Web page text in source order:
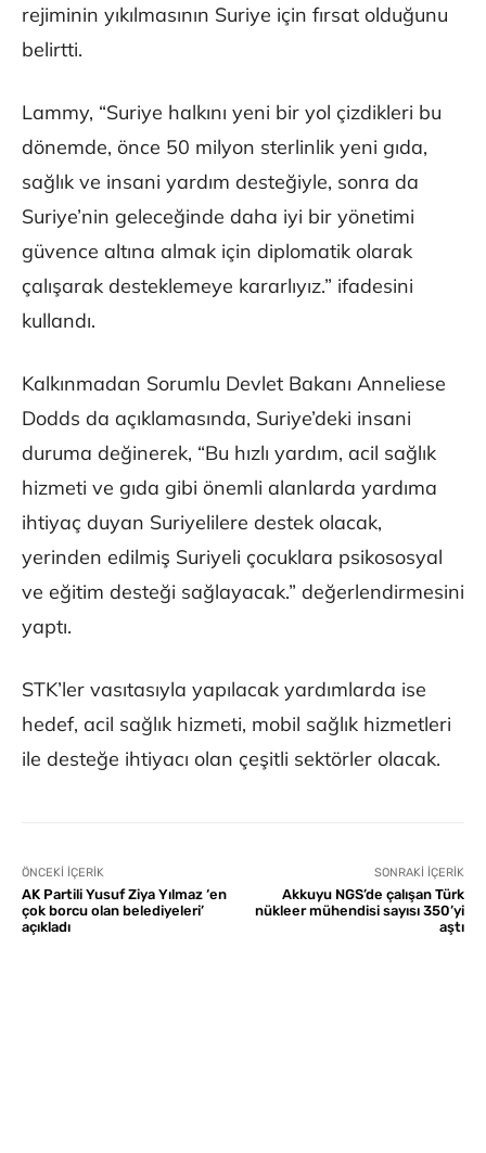
rejiminin yıkılmasının Suriye için fırsat olduğunu
belirtti.
Lammy, “Suriye halkını yeni bir yol çizdikleri bu
dönemde, önce 50 milyon sterlinlik yeni gıda,
sağlık ve insani yardım desteğiyle, sonra da
Suriye’nin geleceğinde daha iyi bir yönetimi
güvence altına almak için diplomatik olarak
çalışarak desteklemeye kararlıyız.” ifadesini
kullandı.
Kalkınmadan Sorumlu Devlet Bakanı Anneliese
Dodds da açıklamasında, Suriye’deki insani
duruma değinerek, “Bu hızlı yardım, acil sağlık
hizmeti ve gıda gibi önemli alanlarda yardıma
ihtiyaç duyan Suriyelilere destek olacak,
yerinden edilmiş Suriyeli çocuklara psikososyal
ve eğitim desteği sağlayacak.” değerlendirmesini
yaptı.
STK’ler vasıtasıyla yapılacak yardımlarda ise
hedef, acil sağlık hizmeti, mobil sağlık hizmetleri
ile desteğe ihtiyacı olan çeşitli sektörler olacak.
ÖNCEKI İÇERIK
AK Partili Yusuf Ziya Yılmaz ‘en
çok borcu olan belediyeleri’
açıkladı
SONRAKI İÇERIK
Akkuyu NGS’de çalışan Türk
nükleer mühendisi sayısı 350’yi
aştı